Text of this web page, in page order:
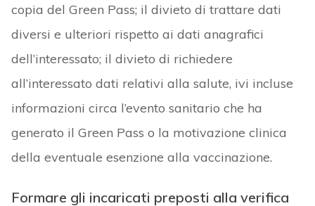
copia del Green Pass; il divieto di trattare dati
diversi e ulteriori rispetto ai dati anagrafici
dell’interessato; il divieto di richiedere
all’interessato dati relativi alla salute, ivi incluse
informazioni circa l’evento sanitario che ha
generato il Green Pass o la motivazione clinica
della eventuale esenzione alla vaccinazione.
Formare gli incaricati preposti alla verifica